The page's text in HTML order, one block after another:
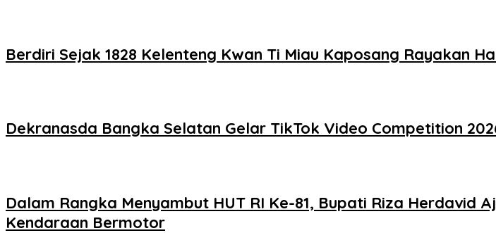
Berdiri Sejak 1828 Kelenteng Kwan Ti Miau Kaposang Rayakan
Dekranasda Bangka Selatan Gelar TikTok Video Competition
Dalam Rangka Menyambut HUT RI Ke-81, Bupati Riza
Kendaraan Bermotor